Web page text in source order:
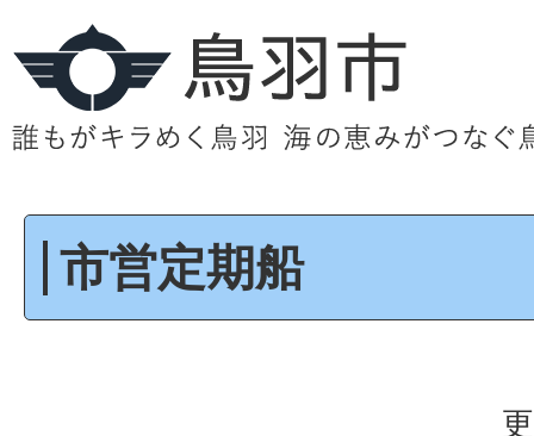
市営定期船